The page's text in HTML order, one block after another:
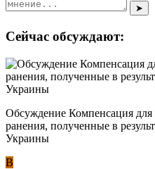
➤
Сейчас обсуждают:
Обсуждение Компенсация
ранения, полученные в
Украины
В